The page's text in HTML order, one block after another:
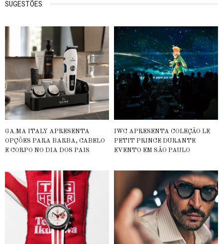
SUGESTÕES
GA.MA ITALY APRESENTA
OPÇÕES PARA BARBA, CABELO
E CORPO NO DIA DOS PAIS
IWC APRESENTA COLEÇÃO LE
PETIT PRINCE DURANTE
EVENTO EM SÃO PAULO